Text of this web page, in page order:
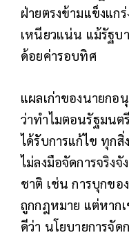
ฝ่ายตรงข้ามแข็งแก
เหนียวแน่น แม้รัฐบ
ด้อยค่ารอบทิศ
แผลเก่าของนายกอ
ว่าทำไมตอนรัฐมนต
ได้รับการแก้ไข ทุก
ไม่ลงมือจัดการจริง
ชาติ เช่น การบุกข
ถูกกฎหมาย แต่หาก
ดีว่า นโยบายการจั